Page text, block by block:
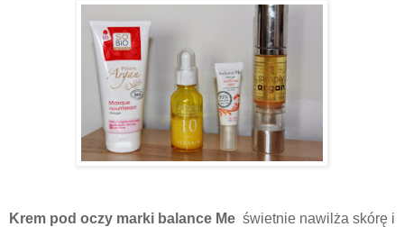
Krem pod oczy marki balance Me świetnie nawilża skórę i